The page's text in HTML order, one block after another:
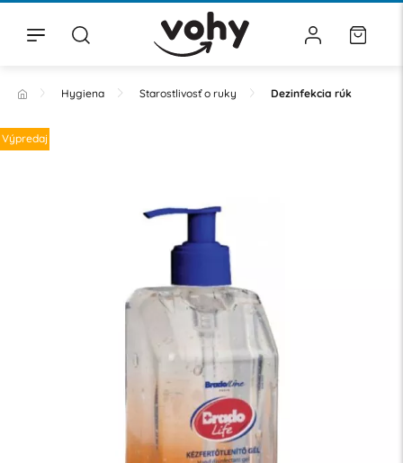
Hygiena Starostlivosť o ruky Dezinfekcia rúk
Výpredaj